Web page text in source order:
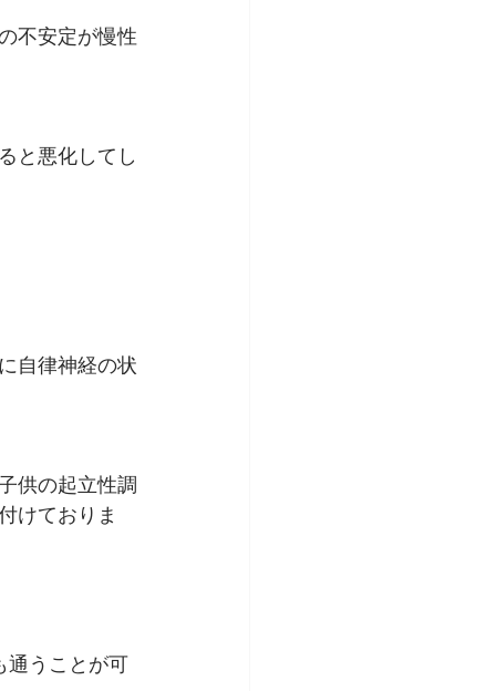
不安定が慢性
と悪化してし
自律神経の状
供の起立性調
けておりま
通うことが可